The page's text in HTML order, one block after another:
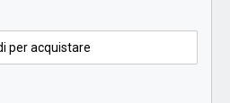
per acquistare